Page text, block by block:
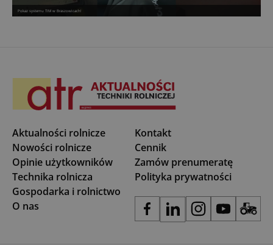
Pokaz systemu TIM w Braszowicach!
Aktualności rolnicze
Nowości rolnicze
Opinie użytkowników
Technika rolnicza
Gospodarka i rolnictwo
O nas
Kontakt
Cennik
Zamów prenumeratę
Polityka prywatności